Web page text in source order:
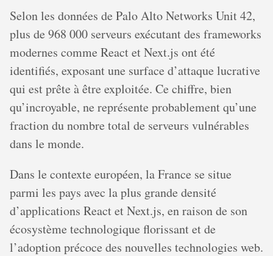
Selon les données de Palo Alto Networks Unit 42,
plus de 968 000 serveurs exécutant des frameworks
modernes comme React et Next.js ont été
identifiés, exposant une surface d’attaque lucrative
qui est prête à être exploitée. Ce chiffre, bien
qu’incroyable, ne représente probablement qu’une
fraction du nombre total de serveurs vulnérables
dans le monde.
Dans le contexte européen, la France se situe
parmi les pays avec la plus grande densité
d’applications React et Next.js, en raison de son
écosystème technologique florissant et de
l’adoption précoce des nouvelles technologies web.